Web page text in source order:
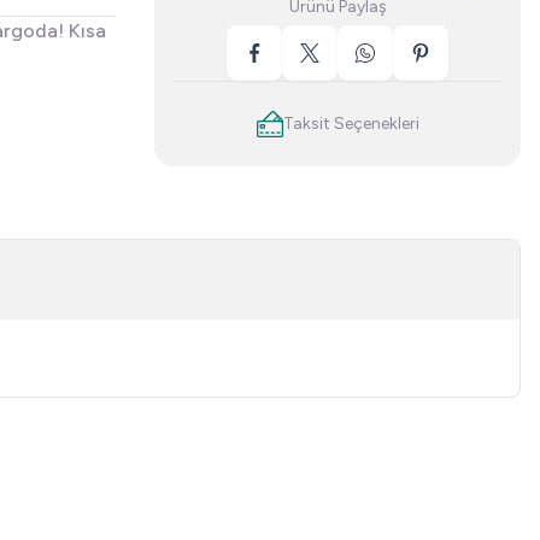
Kısa
Ürünü Paylaş
Taksit Seçenekleri